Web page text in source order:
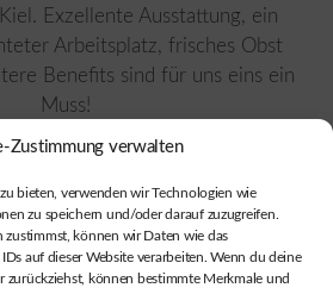
Zustimmung verwalten
bieten, verwenden wir Technologien wie
zu speichern und/oder darauf zuzugreifen.
zustimmst, können wir Daten wie das
auf dieser Website verarbeiten. Wenn du deine
können bestimmte Merkmale und
Exzellente Ausstattung, ein
Arbeitsplatz, frisches Obst
Benefits sind für uns eins ein
Muss!